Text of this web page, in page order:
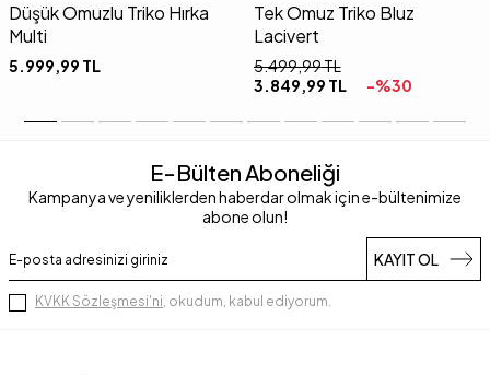
Düşük Omuzlu Triko Hırka
Multi
5.999,99 TL
Tek Omuz Triko Bluz
Lacivert
5.499,99TL
3.849,99 TL -%30
E-Bülten Aboneliği
Kampanya ve yeniliklerden haberdar olmak için e-bültenimize
abone olun!
KAYIT OL
KVKK Sözleşmesi'ni, okudum, kabul ediyorum.